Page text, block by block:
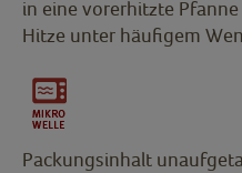
in eine vorerhitzte
Hitze unter häufigem
Packungsinhalt